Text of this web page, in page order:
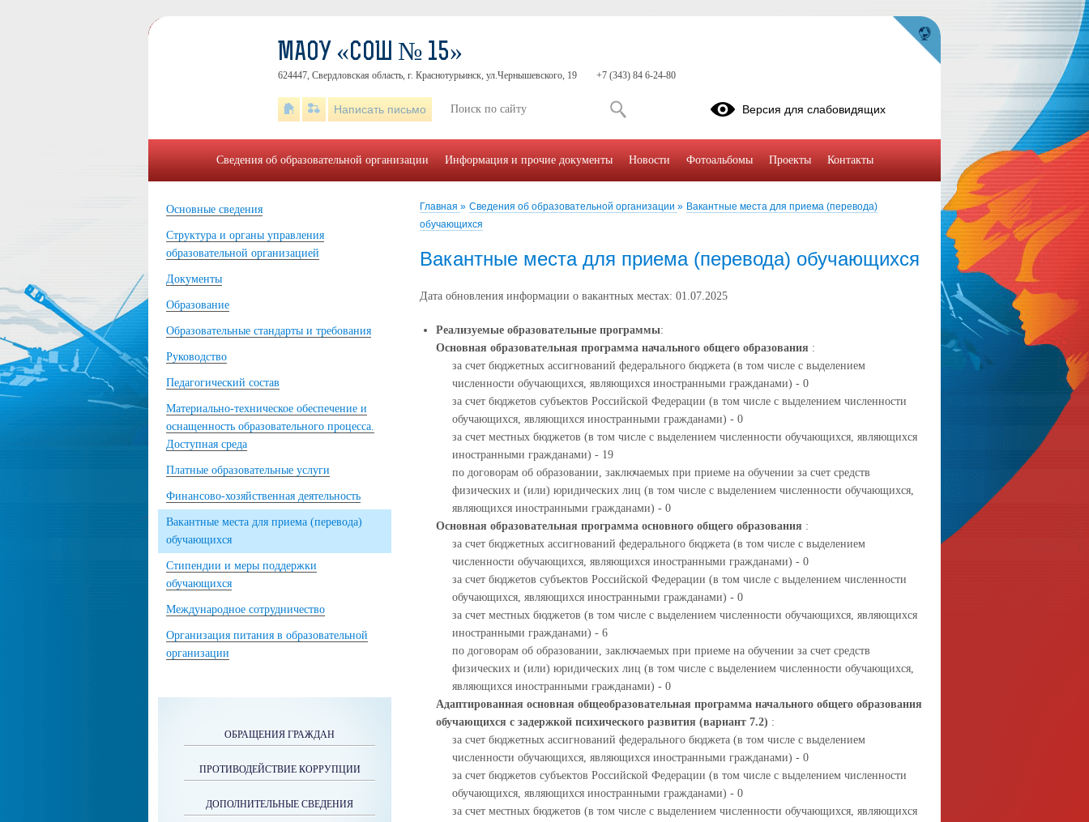
Главная » Сведения об образовательной организации » Вакантные места для приема (перевода)
обучающихся
Вакантные места для приема (перевода) обучающихся
Дата обновления информации о вакантных местах: 01.07.2025
Реализуемые образовательные программы:
Основная образовательная программа начального общего образования :
за счет бюджетных ассигнований федерального бюджета (в том числе с выделением
численности обучающихся, являющихся иностранными гражданами) - 0
за счет бюджетов субъектов Российской Федерации (в том числе с выделением численности
обучающихся, являющихся иностранными гражданами) - 0
за счет местных бюджетов (в том числе с выделением численности обучающихся, являющихся
иностранными гражданами) - 19
по договорам об образовании, заключаемых при приеме на обучении за счет средств
физических и (или) юридических лиц (в том числе с выделением численности обучающихся,
являющихся иностранными гражданами) - 0
Основная образовательная программа основного общего образования :
за счет бюджетных ассигнований федерального бюджета (в том числе с выделением
численности обучающихся, являющихся иностранными гражданами) - 0
за счет бюджетов субъектов Российской Федерации (в том числе с выделением численности
обучающихся, являющихся иностранными гражданами) - 0
за счет местных бюджетов (в том числе с выделением численности обучающихся, являющихся
иностранными гражданами) - 6
по договорам об образовании, заключаемых при приеме на обучении за счет средств
физических и (или) юридических лиц (в том числе с выделением численности обучающихся,
являющихся иностранными гражданами) - 0
Адаптированная основная общеобразовательная программа начального общего образования
обучающихся с задержкой психического развития (вариант 7.2) :
за счет бюджетных ассигнований федерального бюджета (в том числе с выделением
численности обучающихся, являющихся иностранными гражданами) - 0
за счет бюджетов субъектов Российской Федерации (в том числе с выделением численности
обучающихся, являющихся иностранными гражданами) - 0
за счет местных бюджетов (в том числе с выделением численности обучающихся, являющихся
Основные сведения
Структура и органы управления
образовательной организацией
Документы
Образование
Образовательные стандарты и требования
Руководство
Педагогический состав
Материально-техническое обеспечение и
оснащенность образовательного процесса.
Доступная среда
Платные образовательные услуги
Финансово-хозяйственная деятельность
Вакантные места для приема (перевода)
обучающихся
Стипендии и меры поддержки
обучающихся
Международное сотрудничество
Организация питания в образовательной
организации
ОБРАЩЕНИЯ ГРАЖДАН
ПРОТИВОДЕЙСТВИЕ КОРРУПЦИИ
ДОПОЛНИТЕЛЬНЫЕ СВЕДЕНИЯ
МАОУ «СОШ № 15»
624447, Свердловская область, г. Краснотурьинск, ул.Чернышевского, 19 +7 (343) 84 6-24-80
Написать письмо Версия для слабовидящих
Сведения об образовательной организации Информация и прочие документы Новости Фотоальбомы Проекты Контакты